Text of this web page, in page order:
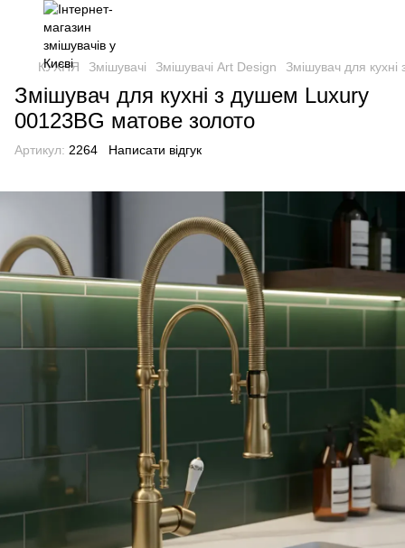
КУХНЯ Змішувачі Змішувачі Art Design Змішувач для
Змішувач для кухні з душем Luxury
00123BG матове золото
Артикул: 2264 Написати відгук